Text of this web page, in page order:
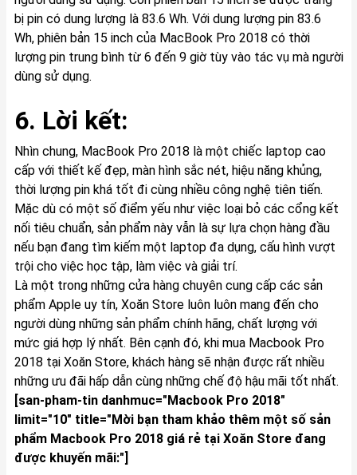
bị pin có dung lượng là 83.6 Wh. Với dung lượng pin 83.6
Wh, phiên bản 15 inch của MacBook Pro 2018 có thời
lượng pin trung bình từ 6 đến 9 giờ tùy vào tác vụ mà người
dùng sử dụng.
6. Lời kết:
Nhìn chung, MacBook Pro 2018 là một chiếc laptop cao
cấp với thiết kế đẹp, màn hình sắc nét, hiệu năng khủng,
thời lượng pin khá tốt đi cùng nhiều công nghệ tiên tiến.
Mặc dù có một số điểm yếu như việc loại bỏ các cổng kết
nối tiêu chuẩn, sản phẩm này vẫn là sự lựa chọn hàng đầu
nếu bạn đang tìm kiếm một laptop đa dụng, cấu hình vượt
trội cho việc học tập, làm việc và giải trí.
Là một trong những cửa hàng chuyên cung cấp các sản
phẩm Apple uy tín, Xoăn Store luôn luôn mang đến cho
người dùng những sản phẩm chính hãng, chất lượng với
mức giá hợp lý nhất. Bên cạnh đó, khi mua Macbook Pro
2018 tại Xoăn Store, khách hàng sẽ nhận được rất nhiều
những ưu đãi hấp dẫn cùng những chế độ hậu mãi tốt nhất.
[san-pham-tin danhmuc="Macbook Pro 2018"
limit="10" title="Mời bạn tham khảo thêm một số sản
phẩm Macbook Pro 2018 giá rẻ tại Xoăn Store đang
được khuyến mãi:"]